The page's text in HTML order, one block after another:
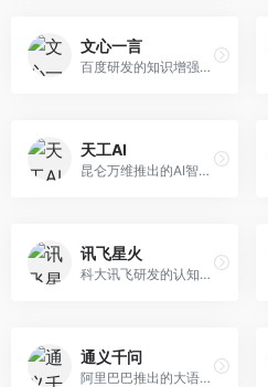
文心一言
百度研发的知识增强大语言模型，深度融合百度知识图谱和搜索能力。面向中文用户，提供知识问答、文本创作、逻辑推理等服务，中文语境理解准确，知识覆盖面广。
天工AI
昆仑万维推出的AI智能助手，集成搜索、对话、创作等多种能力。面向普通用户和内容创作者，支持联网搜索、文本生成、图像理解等功能，响应速度快，免费使用。
讯飞星火
科大讯飞研发的认知智能大模型，深度融合语音识别和自然语言处理技术。面向企业用户和教育领域，提供语音交互、文档处理、代码生成等服务，中文语音识别准确率高。
通义千问
阿里巴巴推出的大语言模型平台，提供对话问答、文档处理、图像理解、代码编写等全方位AI服务。面向企业用户和个人开发者，集成阿里云生态，支持多模态交互，企业级安全保障。